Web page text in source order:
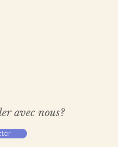
avec nous?